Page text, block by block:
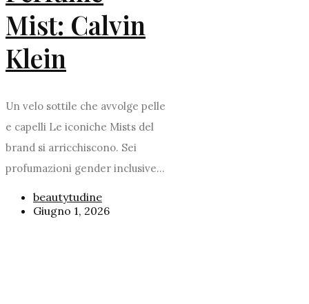
Mist: Calvin
Klein
Un velo sottile che avvolge pelle
e capelli Le iconiche Mists del
brand si arricchiscono. Sei
profumazioni gender inclusive...
beautytudine
Giugno 1, 2026